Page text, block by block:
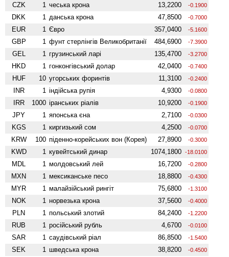
CZK 1 чеська крона 13,2200 -0.1900
DKK 1 данська крона 47,8500 -0.7000
EUR 1 Євро 357,0400 -5.1600
GBP 1 фунт стерлінгів Велико­британії 484,6900 -7.3900
GEL 1 грузинський ларі 135,4700 -3.2700
HKD 1 гонконгівський долар 42,0400 -0.7400
HUF 10 угорських форинтів 11,3100 -0.2400
INR 1 індійська рупія 4,9300 -0.0800
IRR 1000 іранських ріалів 10,9200 -0.1900
JPY 1 японська єна 2,7100 -0.0300
KGS 1 киргизький сом 4,2500 -0.0700
KRW 100 піденно-корейських вон (Корея) 27,8900 -0.3000
KWD 1 кувейтський динар 1074,1800 -18.0100
MDL 1 молдовський лей 16,7200 -0.2800
MXN 1 мексиканське песо 18,8800 -0.4300
MYR 1 малайзійський рингіт 75,6800 -1.3100
NOK 1 норвезька крона 37,5600 -0.4000
PLN 1 польський злотий 84,2400 -1.2200
RUB 1 російський рубль 4,6700 -0.0100
SAR 1 саудівський ріал 86,8500 -1.5400
SEK 1 шведська крона 38,8200 -0.4500